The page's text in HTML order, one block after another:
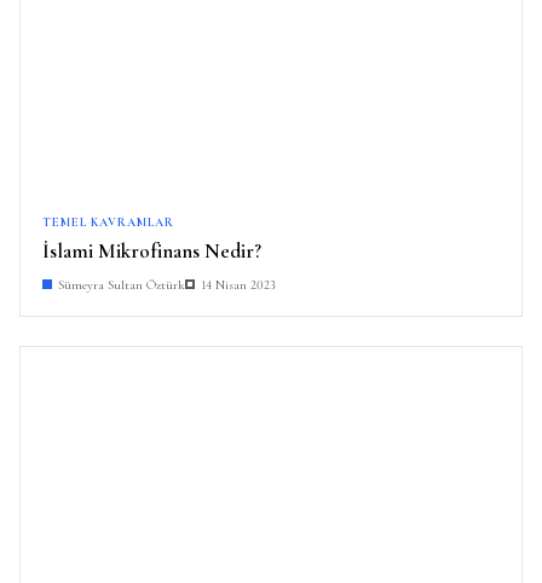
TEMEL KAVRAMLAR
İslami Mikrofinans Nedir?
Sümeyra Sultan Öztürk 14 Nisan 2023